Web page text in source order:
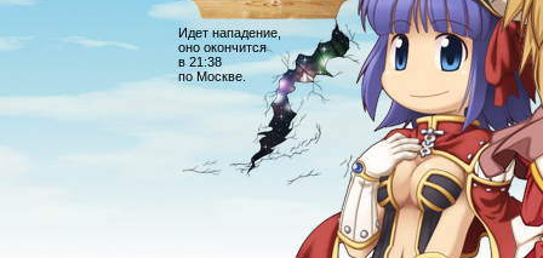
Идет нападение,
оно окончится
в 21:38
по Москве.